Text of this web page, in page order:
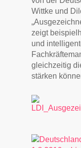
Wittke und
zeigt
und
gleichzeitig
stärken